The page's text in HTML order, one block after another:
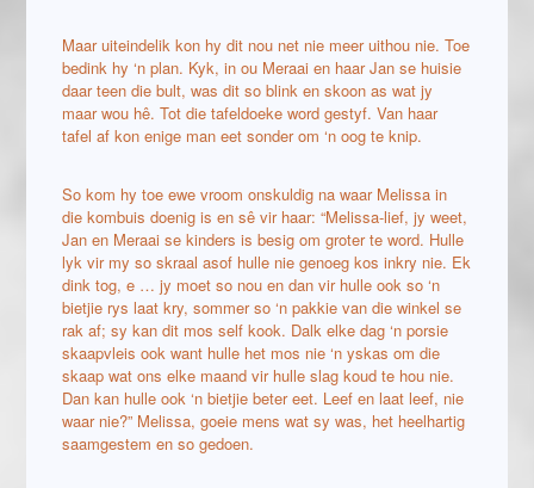
Maar uiteindelik kon hy dit nou net nie meer uithou nie. Toe
bedink hy ‘n plan. Kyk, in ou Meraai en haar Jan se huisie
daar teen die bult, was dit so blink en skoon as wat jy
maar wou hê. Tot die tafeldoeke word gestyf. Van haar
tafel af kon enige man eet sonder om ‘n oog te knip.
So kom hy toe ewe vroom onskuldig na waar Melissa in
die kombuis doenig is en sê vir haar: “Melissa-lief, jy weet,
Jan en Meraai se kinders is besig om groter te word. Hulle
lyk vir my so skraal asof hulle nie genoeg kos inkry nie. Ek
dink tog, e … jy moet so nou en dan vir hulle ook so ‘n
bietjie rys laat kry, sommer so ‘n pakkie van die winkel se
rak af; sy kan dit mos self kook. Dalk elke dag ‘n porsie
skaapvleis ook want hulle het mos nie ‘n yskas om die
skaap wat ons elke maand vir hulle slag koud te hou nie.
Dan kan hulle ook ‘n bietjie beter eet. Leef en laat leef, nie
waar nie?” Melissa, goeie mens wat sy was, het heelhartig
saamgestem en so gedoen.